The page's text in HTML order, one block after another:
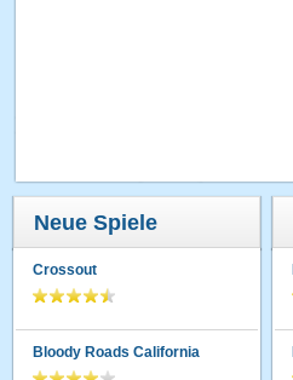
Neue Spiele
Crossout
Bloody Roads California